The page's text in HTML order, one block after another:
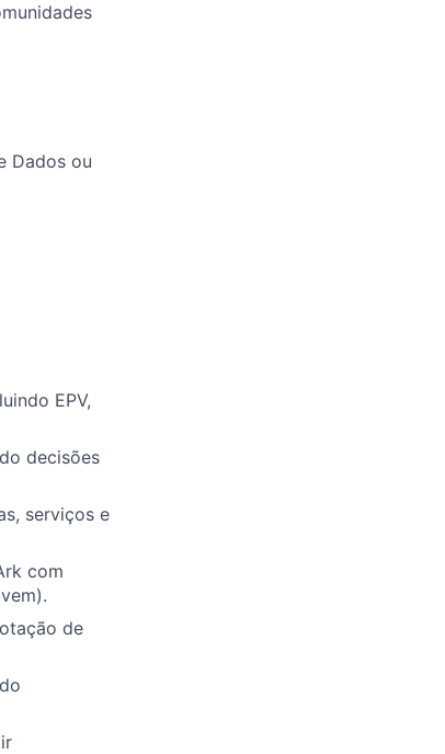
Dados ou
EPV,
decisões
serviços e
com
de